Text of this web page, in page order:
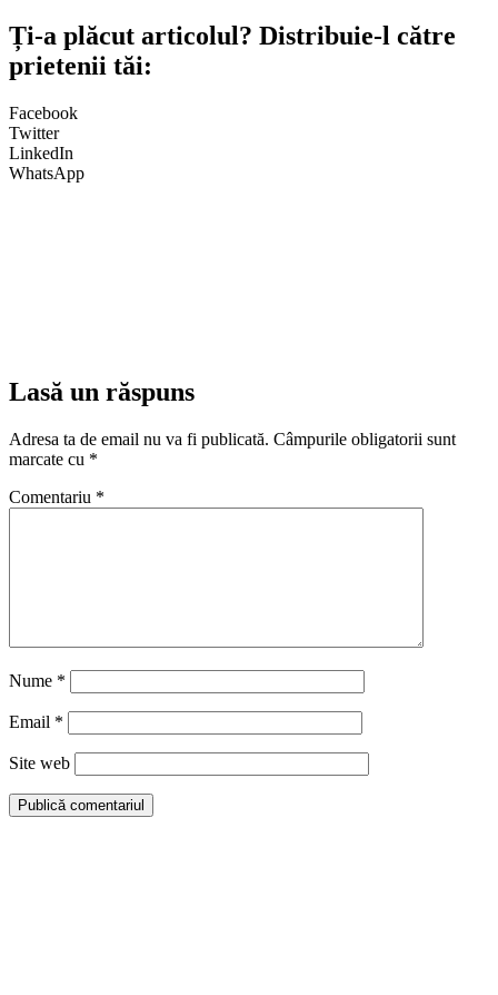
Ți-a plăcut articolul? Distribuie-l către
prietenii tăi:
Facebook
Twitter
LinkedIn
WhatsApp
Lasă un răspuns
Adresa ta de email nu va fi publicată. Câmpurile obligatorii sunt
marcate cu *
Comentariu *
Nume *
Email *
Site web